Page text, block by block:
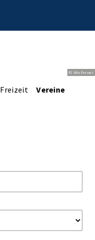
© bbsferrari
Freizeit Vereine